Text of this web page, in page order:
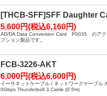
[THCB-SFF]SFF Daughter
5,600円(税込6,160円)
AD/DA Data Conversion Card P0035 のアク
プション製品です。
FCB-3226-AKT
6,000円(税込6,600円)
イーサネットケーブル / ネットワークケーブル
0Gbps Thunderbolt 3 Cable (0.5m)